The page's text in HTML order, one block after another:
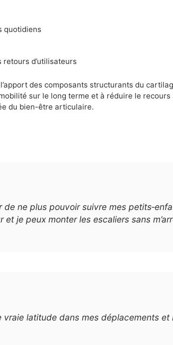
quotidiens
d’utilisateurs
des composants structurants du
sur le long terme et à réduire le recours
du bien-être articulaire.
de ne plus pouvoir suivre mes
je peux monter les escaliers sans
vraie latitude dans mes déplacements et